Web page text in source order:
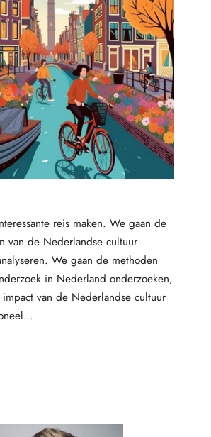
reis maken. We gaan de
van de Nederlandse cultuur
We gaan de methoden
in Nederland onderzoeken,
van de Nederlandse cultuur